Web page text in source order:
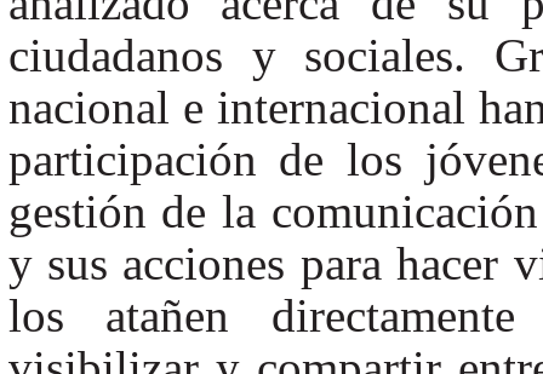
ciudadanos y sociales.
nacional e internacional
participación de los
gestión de la
y sus acciones para hacer
los atañen